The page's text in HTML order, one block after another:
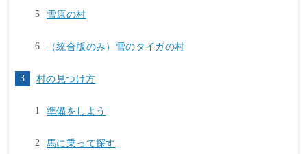
雪原の村
（統合版のみ）雪のタイガの村
村の見つけ方
準備をしよう
馬に乗って探す